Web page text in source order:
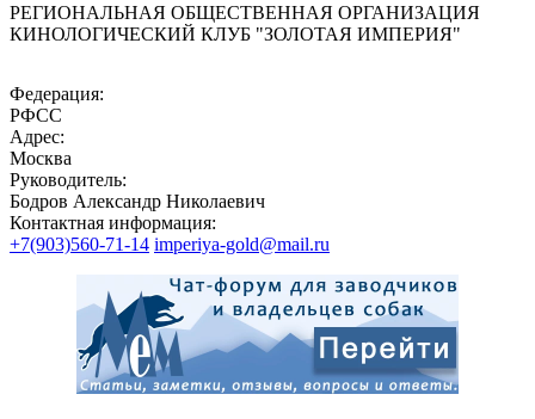
РЕГИОНАЛЬНАЯ ОБЩЕСТВЕННАЯ ОРГАНИЗАЦИЯ
КИНОЛОГИЧЕСКИЙ КЛУБ "ЗОЛОТАЯ ИМПЕРИЯ"
Федерация:
РФСС
Адрес:
Москва
Руководитель:
Бодров Александр Николаевич
Контактная информация:
+7(903)560-71-14 imperiya-gold@mail.ru